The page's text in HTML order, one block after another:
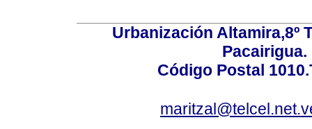
Urbanización Altamira,8º
Pacairigua.
Código Postal